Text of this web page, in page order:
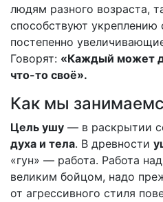
людям разного возраста,
способствуют укреплению
постепенно
Говорят: «Каждый может
что-то своё».
Как мы
Цель ушу — в раскрытии
духа и тела. В древности
«гун» — работа. Работа
великим бойцом, надо
от агрессивного стиля